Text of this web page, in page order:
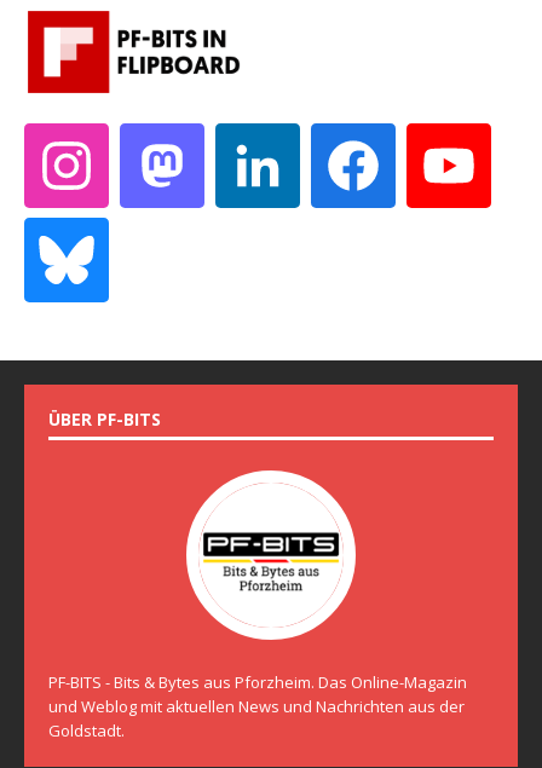
ÜBER PF-BITS
PF-BITS - Bits & Bytes aus Pforzheim. Das Online-Magazin
und Weblog mit aktuellen News und Nachrichten aus der
Goldstadt.